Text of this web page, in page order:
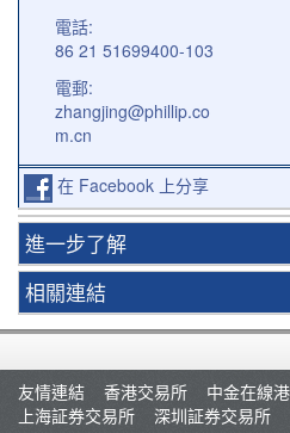
電話:
86 21 51699400-103
電郵:
zhangjing@phillip.co
m.cn
在 Facebook 上分享
進一步了解
基金服務
認購手續
最新推廣
高息基金
相關連結
收費概覽
常見問題
基金視頻教程
友情連結
香港交易所 中金在線
上海証券交易所
深圳証券交易所